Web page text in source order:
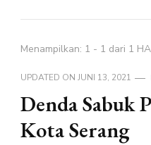
Menampilkan: 1 - 1 dari 1
UPDATED ON JUNI 13, 2021
Denda Sabuk
Kota Serang